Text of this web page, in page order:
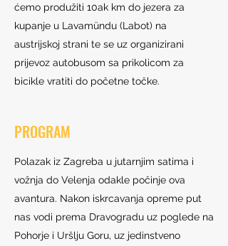
ćemo produžiti 10ak km do jezera za
kupanje u Lavamündu (Labot) na
austrijskoj strani te se uz organizirani
prijevoz autobusom sa prikolicom za
bicikle vratiti do početne točke.
PROGRAM
Polazak iz Zagreba u jutarnjim satima i
vožnja do Velenja odakle počinje ova
avantura. Nakon iskrcavanja opreme put
nas vodi prema Dravogradu uz poglede na
Pohorje i Uršlju Goru, uz jedinstveno